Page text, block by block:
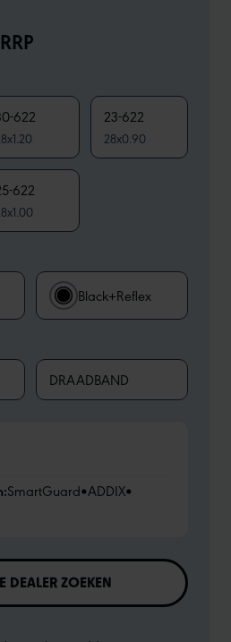
622 23-622
28x0.90
622
Black+Reflex
DRAADBAND
SmartGuard•ADDIX•
DEALER ZOEKEN